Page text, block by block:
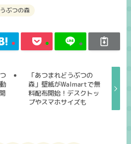
ぶつの森
「あつまれどうぶつの
森」壁紙がWalmartで無
料配布開始！デスクトッ
プやスマホサイズも